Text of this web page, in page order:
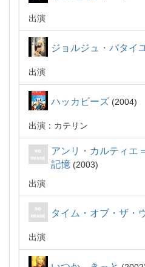
出演
ジョルジュ・バタ
出演
ハッカビーズ 2004
出演：カテリン
アンリ・カルティ
記憶
2003
出演
タイム・オブ・ザ・
出演